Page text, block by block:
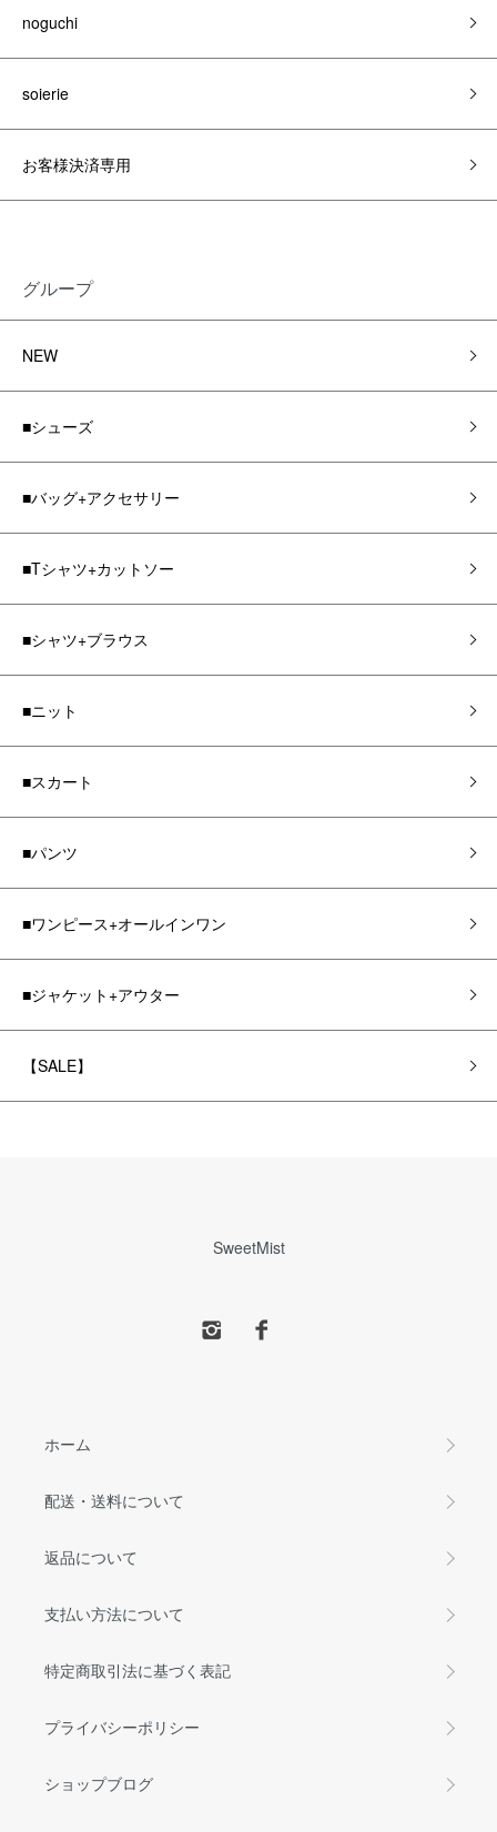
noguchi
soierie
お客様決済専用
グループ
NEW
■シューズ
■バッグ+アクセサリー
■Tシャツ+カットソー
■シャツ+ブラウス
■ニット
■スカート
■パンツ
■ワンピース+オールインワン
■ジャケット+アウター
【SALE】
SweetMist
ホーム
配送・送料について
返品について
支払い方法について
特定商取引法に基づく表記
プライバシーポリシー
ショップブログ